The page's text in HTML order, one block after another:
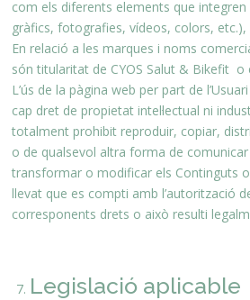
com els diferents elements que
gràfics, fotografies, vídeos, colors,
En relació a les marques i noms
són titularitat de CYOS Salut & Bikefit o
L’ús de la pàgina web per part de
cap dret de propietat intel·lectual ni
totalment prohibit reproduir, copiar,
o de qualsevol altra forma de
transformar o modificar els Continguts
llevat que es compti amb l’autorització
corresponents drets o això resulti
Legislació aplicable